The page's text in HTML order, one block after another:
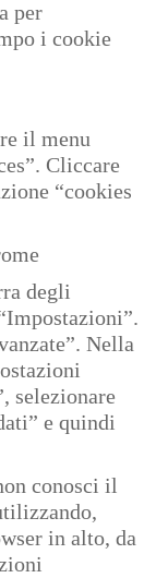
per
i cookie
il menu
Cliccare
“cookies
degli
Nella
selezionare
e quindi
conosci il
in alto, da